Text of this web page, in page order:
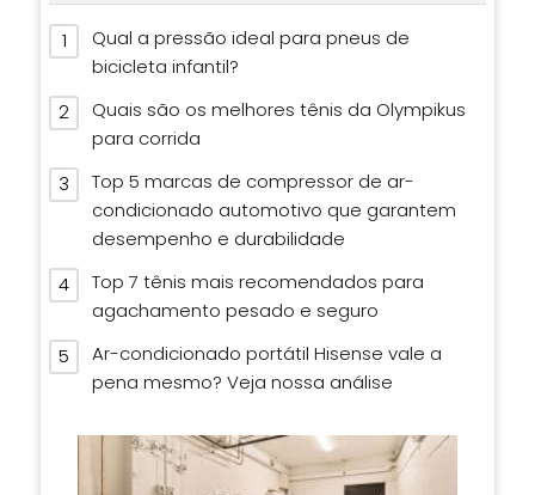
Qual a pressão ideal para pneus de
bicicleta infantil?
Quais são os melhores tênis da Olympikus
para corrida
Top 5 marcas de compressor de ar-
condicionado automotivo que garantem
desempenho e durabilidade
Top 7 tênis mais recomendados para
agachamento pesado e seguro
Ar-condicionado portátil Hisense vale a
pena mesmo? Veja nossa análise